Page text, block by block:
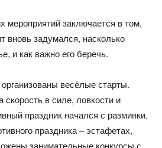
мероприятий заключается в том,
вновь задумался, насколько
и как важно его беречь.
весёлые старты.
скорость в силе, ловкости и
праздник начался с разминки.
праздника – эстафетах,
занимательные конкурсы с